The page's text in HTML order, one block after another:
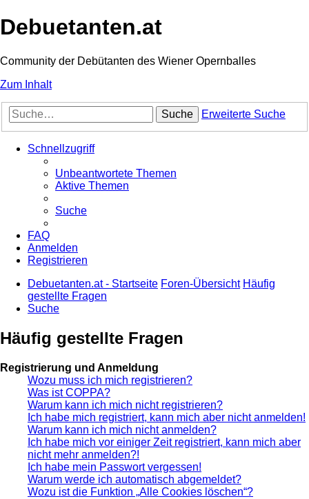
Debuetanten.at
Community der Debütanten des Wiener Opernballes
Zum Inhalt
Suche Erweiterte Suche
Schnellzugriff
Unbeantwortete Themen
Aktive Themen
Suche
FAQ
Anmelden
Registrieren
Debuetanten.at - Startseite Foren-Übersicht Häufig
gestellte Fragen
Suche
Häufig gestellte Fragen
Registrierung und Anmeldung
Wozu muss ich mich registrieren?
Was ist COPPA?
Warum kann ich mich nicht registrieren?
Ich habe mich registriert, kann mich aber nicht anmelden!
Warum kann ich mich nicht anmelden?
Ich habe mich vor einiger Zeit registriert, kann mich aber
nicht mehr anmelden?!
Ich habe mein Passwort vergessen!
Warum werde ich automatisch abgemeldet?
Wozu ist die Funktion „Alle Cookies löschen“?